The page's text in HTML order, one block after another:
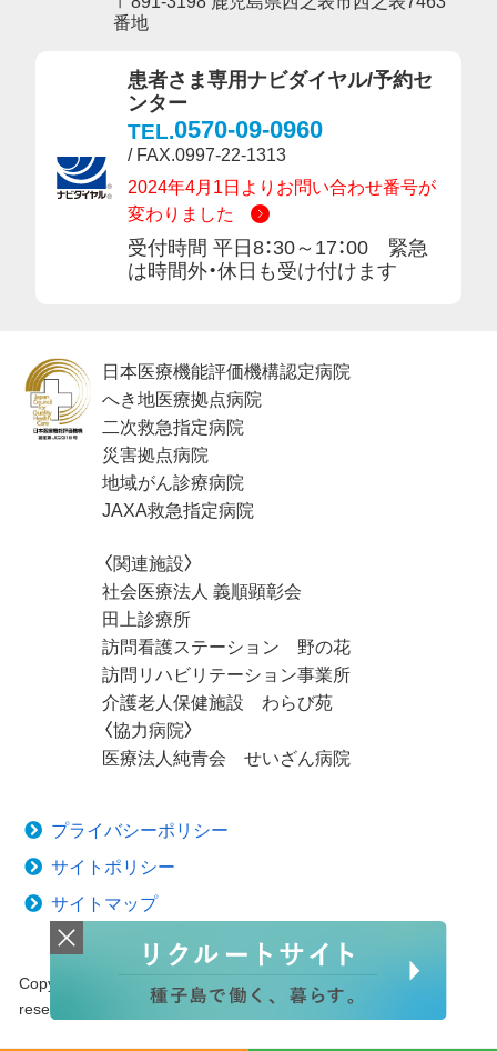
番地
患者さま専用ナビダイヤル/予約セ
ンター
TEL.0570-09-0960
/ FAX.0997-22-1313
2024年4月1日よりお問い合わせ番号が
変わりました
受付時間 平日8：30～17：00 緊急
は時間外・休日も受け付けます
日本医療機能評価機構認定病院
へき地医療拠点病院
二次救急指定病院
災害拠点病院
地域がん診療病院
JAXA救急指定病院
〈関連施設〉
社会医療法人 義順顕彰会
田上診療所
訪問看護ステーション 野の花
訪問リハビリテーション事業所
介護老人保健施設 わらび苑
〈協力病院〉
医療法人純青会 せいざん病院
プライバシーポリシー
サイトポリシー
サイトマップ
Copyright © 2020 Tanegashima Medical Center. All rights
reserved.